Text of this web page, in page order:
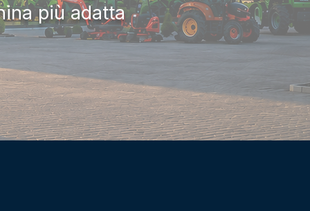
più adatta